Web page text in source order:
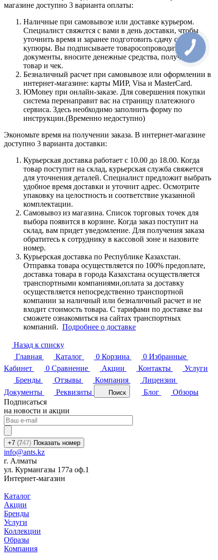
магазине доступно 3 варианта оплаты:
Наличные при самовывозе или доставке курьером.
Специалист свяжется с вами в день доставки, чтобы
уточнить время и заранее подготовить сдачу с любой
купюры. Вы подписываете товаросопроводительные
документы, вносите денежные средства, получаете
товар и чек.
Безналичный расчет при самовывозе или оформлении в
интернет-магазине: карты МИР, Visa и MasterCard.
ЮMoney при онлайн-заказе. Для совершения покупки
система перенаправит вас на страницу платежного
сервиса. Здесь необходимо заполнить форму по
инструкции.(Временно недоступно)
Экономьте время на получении заказа. В интернет-магазине
доступно 3 варианта доставки:
Курьерская доставка работает с 10.00 до 18.00. Когда
товар поступит на склад, курьерская служба свяжется
для уточнения деталей. Специалист предложит выбрать
удобное время доставки и уточнит адрес. Осмотрите
упаковку на целостность и соответствие указанной
комплектации.
Самовывоз из магазина. Список торговых точек для
выбора появится в корзине. Когда заказ поступит на
склад, вам придет уведомление. Для получения заказа
обратитесь к сотруднику в кассовой зоне и назовите
номер.
Курьерская доставка по Республике Казахстан.
Отправка товара осуществляется по 100% предоплате,
доставка товара в города Казахстана осуществляется
транспортными компаниями,оплата за доставку
осуществляется непосредственно транспортной
компании за наличный или безналичный расчет и не
входит стоимость товара. С тарифами по доставке вы
сможете ознакомиться на сайтах транспортных
компаний. Подробнее о доставке
Назад к списку
Главная
Каталог 0 Корзина 0 Избранные
Кабинет
0 Сравнение Акции Контакты
Услуги
Бренды
Отзывы Компания
Лицензии
Документы
Реквизиты Поиск Блог
Обзоры
Подписаться
на новости и акции
+7 (747) Показать номер
info@ants.kz
г. Алматы
ул. Курмангазы 177а оф.1
Интернет-магазин
Каталог
Акции
Бренды
Услуги
Коллекции
Образы
Компания